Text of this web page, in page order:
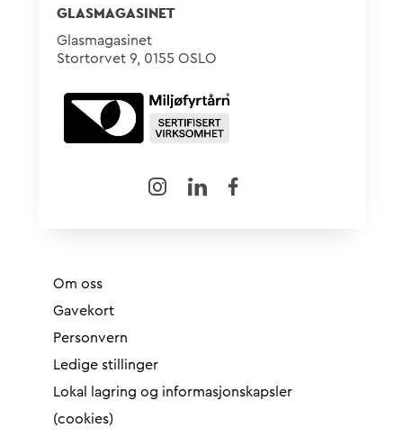
GLASMAGASINET
Glasmagasinet
Stortorvet 9, 0155 OSLO
Om oss
Gavekort
Personvern
Ledige stillinger
Lokal lagring og informasjonskapsler
(cookies)